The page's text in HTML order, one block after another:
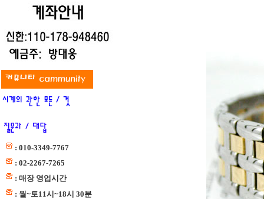
: 010-3349-7767
: 02-2267-7265
: 매장 영업시간
: 월~토11시~18시 30분